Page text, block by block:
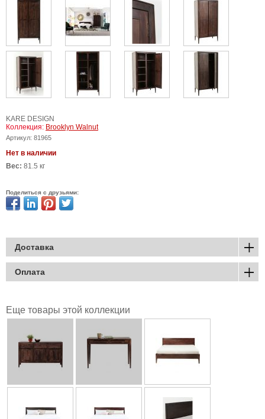
KARE DESIGN
Коллекция: Brooklyn Walnut
Артикул: 81965
Нет в наличии
Вес: 81.5 кг
Поделиться с друзьями:
Доставка
Оплата
Еще товары этой коллекции